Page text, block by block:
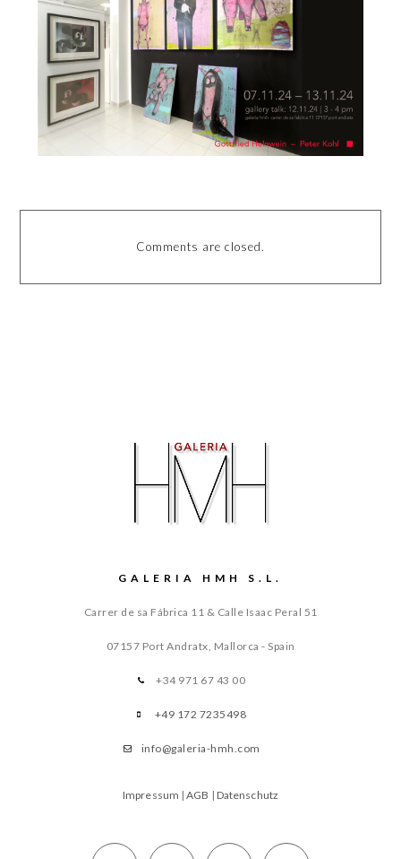
Comments are closed.
GALERIA HMH S.L.
Carrer de sa Fábrica 11 & Calle Isaac Peral 51
07157 Port Andratx, Mallorca - Spain
+34 971 67 43 00
+49 172 7235498
info@galeria-hmh.com
Impressum |AGB | Datenschutz